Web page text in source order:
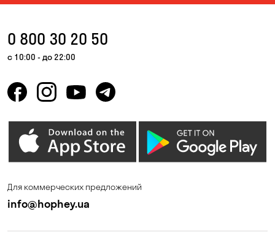
0 800 30 20 50
с 10:00 - до 22:00
Для коммерческих предложений
info@hophey.ua